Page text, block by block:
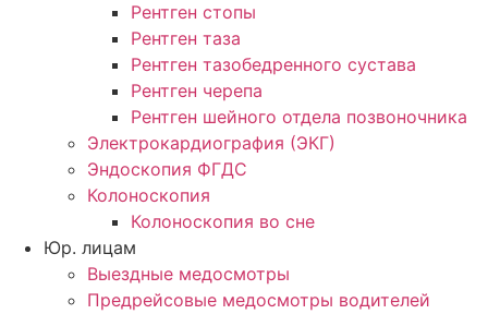
Рентген стопы
Рентген таза
Рентген тазобедренного сустава
Рентген черепа
Рентген шейного отдела позвоночника
Электрокардиография (ЭКГ)
Эндоскопия ФГДС
Колоноскопия
Колоноскопия во сне
Юр. лицам
Выездные медосмотры
Предрейсовые медосмотры водителей